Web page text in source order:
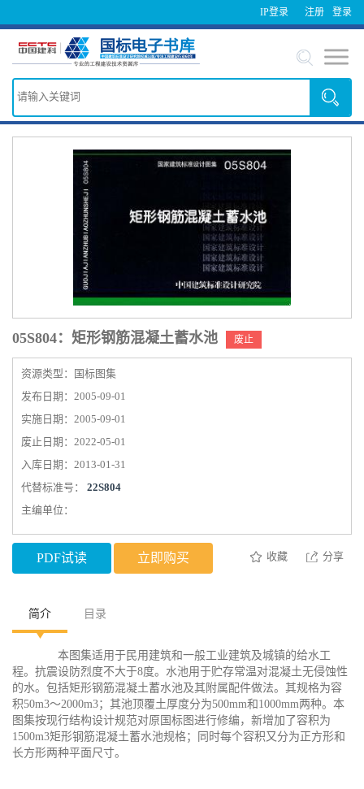
IP登录 登录
注册
05S804：矩形钢筋混凝土蓄水池 废止
资源类型：国标图集
发布日期：2005-09-01
实施日期：2005-09-01
废止日期：2022-05-01
入库日期：2013-01-31
代替标准号： 22S804
主编单位：
PDF试读 立即购买 收藏 分享
简介 目录
本图集适用于民用建筑和一般工业建筑及城镇的给水工
程。抗震设防烈度不大于8度。水池用于贮存常温对混凝土无侵蚀性
的水。包括矩形钢筋混凝土蓄水池及其附属配件做法。其规格为容
积50m3～2000m3；其池顶覆土厚度分为500mm和1000mm两种。本
图集按现行结构设计规范对原国标图进行修编，新增加了容积为
1500m3矩形钢筋混凝土蓄水池规格；同时每个容积又分为正方形和
长方形两种平面尺寸。